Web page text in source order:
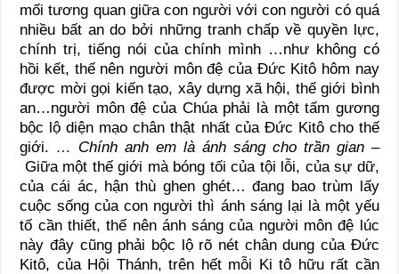
mối tương quan giữa con người với con người có quá
nhiều bất an do bởi những tranh chấp về quyền lực,
chính trị, tiếng nói của chính mình …như không có
hồi kết, thế nên người môn đệ của Đức Kitô hôm nay
được mời gọi kiến tạo, xây dựng xã hội, thế giới bình
an…người môn đệ của Chúa phải là một tấm gương
bộc lộ diện mạo chân thật nhất của Đức Kitô cho thế
giới. … Chính anh em là ánh sáng cho trần gian –
Giữa một thế giới mà bóng tối của tội lỗi, của sự dữ,
của cái ác, hận thù ghen ghét… đang bao trùm lấy
cuộc sống của con người thì ánh sáng lại là một yếu
tố cần thiết, thế nên ánh sáng của người môn đệ lúc
này đây cũng phải bộc lộ rõ nét chân dung của Đức
Kitô, của Hội Thánh, trên hết mỗi Ki tô hữu rất cần